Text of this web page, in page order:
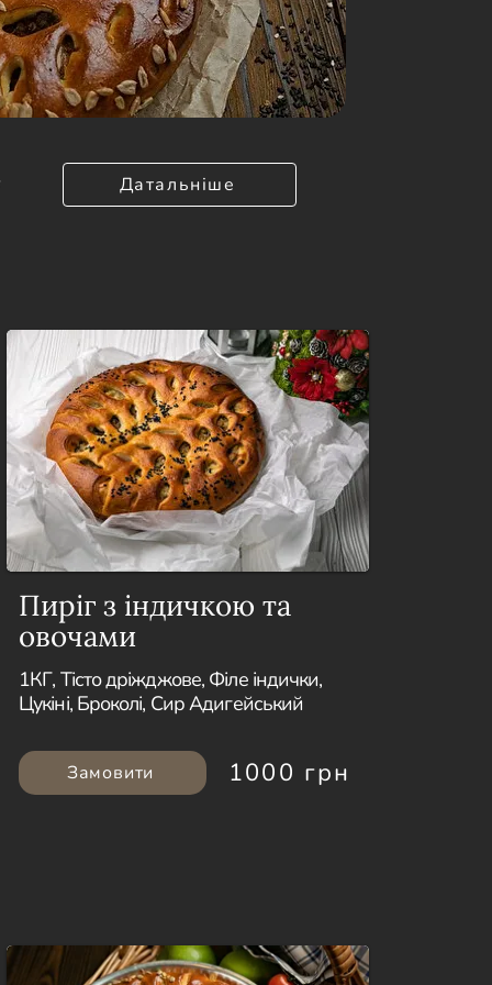
Датальніше
Пиріг з індичкою та
овочами
1КГ, Тісто дріжджове, Філе індички,
Цукіні, Броколі, Сир Адигейський
Замовити 1000 грн